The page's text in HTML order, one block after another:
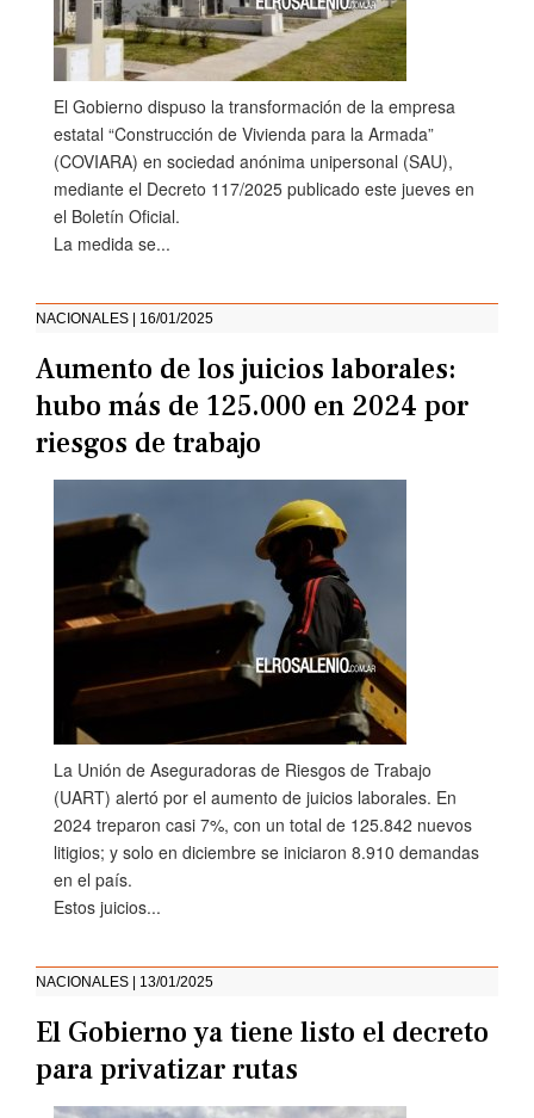
El Gobierno dispuso la transformación de la empresa
estatal “Construcción de Vivienda para la Armada”
(COVIARA) en sociedad anónima unipersonal (SAU),
mediante el Decreto 117/2025 publicado este jueves en
el Boletín Oficial.
La medida se...
NACIONALES | 16/01/2025
Aumento de los juicios laborales:
hubo más de 125.000 en 2024 por
riesgos de trabajo
La Unión de Aseguradoras de Riesgos de Trabajo
(UART) alertó por el aumento de juicios laborales. En
2024 treparon casi 7%, con un total de 125.842 nuevos
litigios; y solo en diciembre se iniciaron 8.910 demandas
en el país.
Estos juicios...
NACIONALES | 13/01/2025
El Gobierno ya tiene listo el decreto
para privatizar rutas